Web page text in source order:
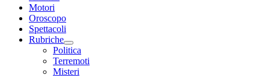
Motori
Oroscopo
Spettacoli
Rubriche
Politica
Terremoti
Misteri